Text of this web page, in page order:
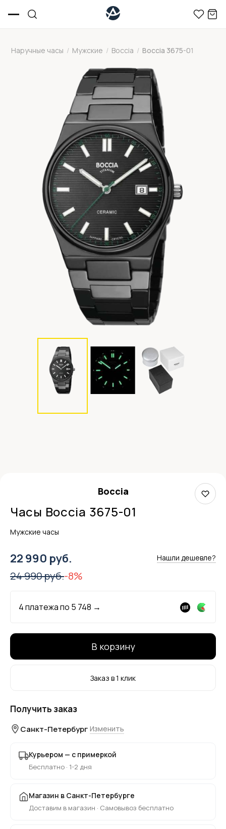
Наручные часы / Мужские / Boccia / Boccia 3675-01
Boccia
Часы Boccia 3675-01
Мужские часы
22 990 руб. Нашли дешевле?
24 990 руб.-8%
4 платежа по 5 748 →
В корзину
Заказ в 1 клик
Получить заказ
Санкт-Петербург Изменить
Курьером — с примеркой
Бесплатно · 1-2 дня
Магазин в Санкт-Петербурге
Доставим в магазин · Самовывоз бесплатно